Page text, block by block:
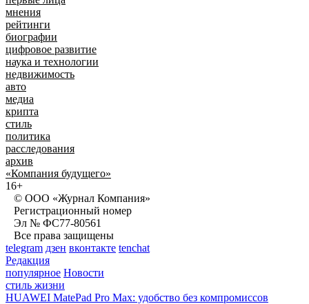
мнения
рейтинги
биографии
цифровое развитие
наука и технологии
недвижимость
авто
медиа
крипта
стиль
политика
расследования
архив
«Компания будущего»
16+
© ООО «Журнал Компания»
Регистрационный номер
Эл № ФС77-80561
Все права защищены
telegram дзен вконтакте tenchat
Редакция
популярное Новости
стиль жизни
HUAWEI MatePad Pro Max: удобство без компромиссов